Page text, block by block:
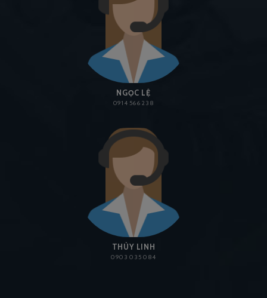
NGỌC LỆ
0914 566 238
THÙY LINH
0903 035 084